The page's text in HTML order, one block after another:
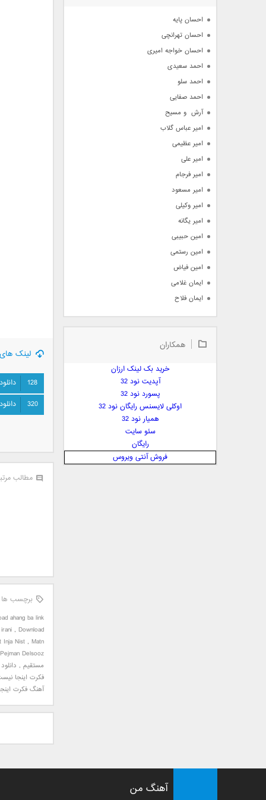
لینک
128
320
مطالب
برچسب ها
ahang ba link
, Download
Inja Nist , Matn
Pejman Delsooz
مستقیم ,
فکرت اینجا
آهنگ فکرت
احسان پایه
احسان تهرانچی
احسان خواجه امیری
احمد سعیدی
احمد سلو
احمد صفایی
آرش  و مسیح
امیر عباس گلاب
امیر عظیمی
امیر علی
امیر فرجام
امیر مسعود
امیر وکیلی
امیر یگانه
امین حبیبی
امین رستمی
امین فیاض
ایمان غلامی
ایمان فلاح
بابک جهانبخش
بابک مافی
بهنام صفوی
پارسا چیلیک
همکاران
خرید بک لینک ارزان
آپدیت نود 32
پسورد نود 32
اوکلی لایسنس رایگان نود 32
همیار نود 32
سئو سایت
رایگان
فروش آنتی ویروس
آهنگ من